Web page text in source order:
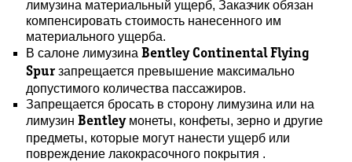
лимузина материальный ущерб, Заказчик обязан
компенсировать стоимость нанесенного им
материального ущерба.
В салоне лимузина Bentley Continental Flying
Spur запрещается превышение максимально
допустимого количества пассажиров.
Запрещается бросать в сторону лимузина или на
лимузин Bentley монеты, конфеты, зерно и другие
предметы, которые могут нанести ущерб или
повреждение лакокрасочного покрытия .